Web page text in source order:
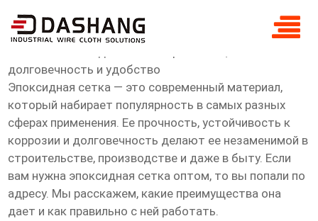
оптом эпоксидная сетка
долговечность и удобство
Эпоксидная сетка — это современный материал,
который набирает популярность в самых разных
сферах применения. Ее прочность, устойчивость к
коррозии и долговечность делают ее незаменимой в
строительстве, производстве и даже в быту. Если
вам нужна эпоксидная сетка оптом, то вы попали по
адресу. Мы расскажем, какие преимущества она
дает и как правильно с ней работать.